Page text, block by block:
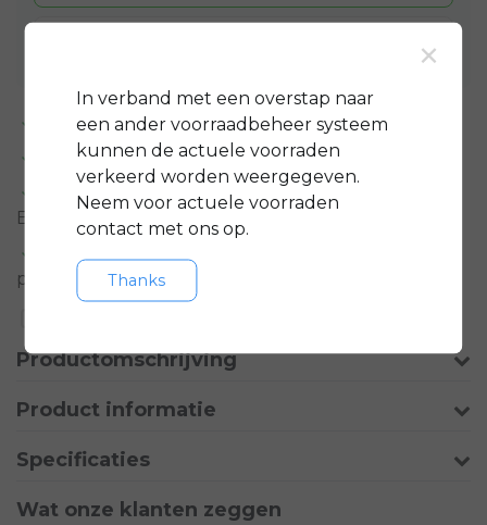
Standaard 3 jaargarantie op bijna alle fietsen
GRATISservicepakket t.w.v. minimaal € 150,-
Gratis rijklare
bezorging in regio groot
Eindhoven
product
Productomschrijving
Product informatie
Specificaties
Wat onze klanten zeggen
×
In verband met een overstap naar
een ander voorraadbeheer systeem
kunnen de actuele voorraden
verkeerd worden weergegeven.
Neem voor actuele voorraden
contact met ons op.
Thanks